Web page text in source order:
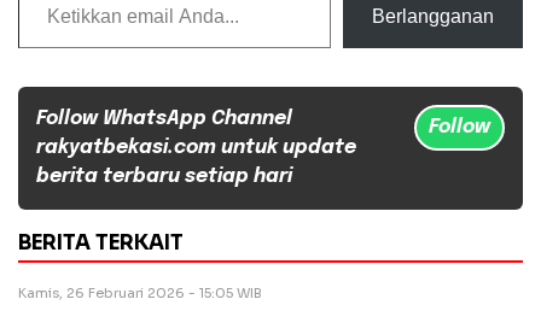
Berlangganan
Follow WhatsApp Channel
rakyatbekasi.com untuk update
berita terbaru setiap hari
Follow
BERITA TERKAIT
Kamis, 26 Februari 2026 - 15:05 WIB